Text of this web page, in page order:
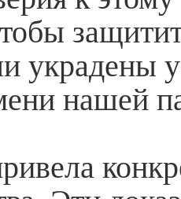
украдены
нашей